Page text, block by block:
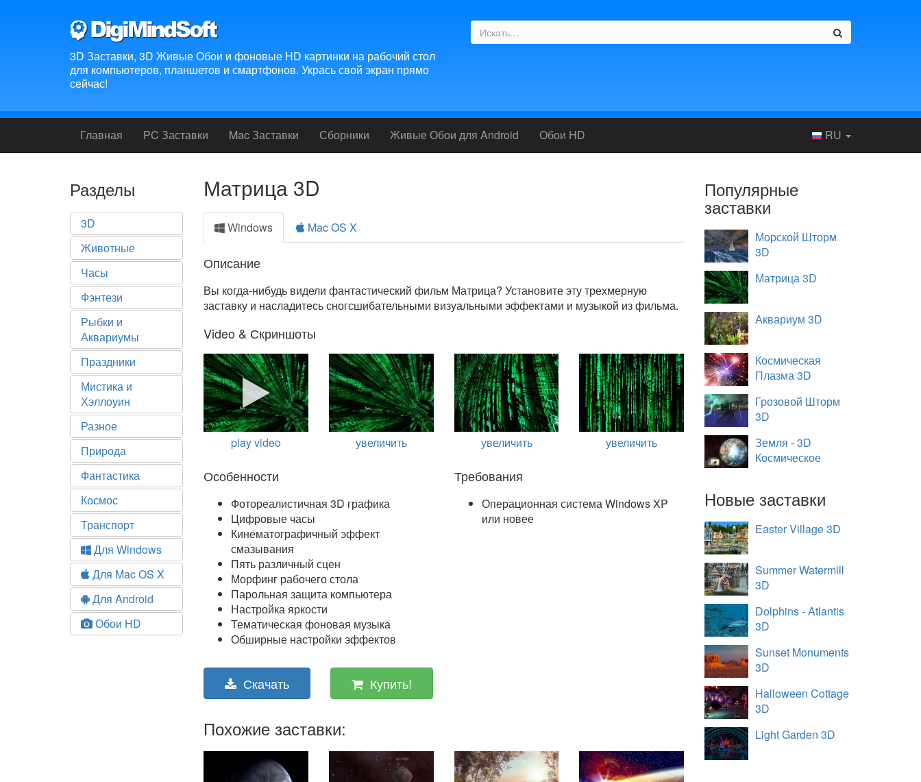
3D Заставки, 3D Живые Обои и фоновые HD картинки на рабочий стол
для компьютеров, планшетов и смартфонов. Укрась свой экран прямо
сейчас!
Главная PC Заставки Mac Заставки Сборники Живые Обои для Android Обои HD RU
Разделы
3D
Животные
Часы
Фэнтези
Рыбки и
Аквариумы
Праздники
Мистика и
Хэллоуин
Разное
Природа
Фантастика
Космос
Транспорт
Для Windows
Для Mac OS X
Для Android
Обои HD
Матрица 3D
Windows Mac OS X
Описание
Вы когда-нибудь видели фантастический фильм Матрица? Установите эту трехмерную
заставку и насладитесь сногсшибательными визуальными эффектами и музыкой из фильма.
Video & Скриншоты
play video увеличить увеличить увеличить
Особенности
Фотореалистичная 3D графика
Цифровые часы
Кинематографичный эффект
смазывания
Пять различный сцен
Морфинг рабочего стола
Парольная защита компьютера
Настройка яркости
Тематическая фоновая музыка
Обширные настройки эффектов
Требования
Операционная система Windows XP
или новее
Скачать Купить!
Похожие заставки:
Популярные
заставки
Морской Шторм
3D
Матрица 3D
Аквариум 3D
Космическая
Плазма 3D
Грозовой Шторм
3D
Земля - 3D
Космическое
Новые заставки
Easter Village 3D
Summer Watermill
3D
Dolphins - Atlantis
3D
Sunset Monuments
3D
Halloween Cottage
3D
Light Garden 3D